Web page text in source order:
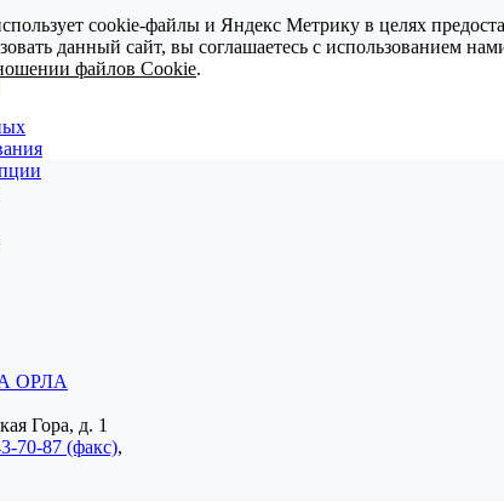
ОРЛА
Гора, д. 1
70-87 (факс),
cookie-файлы и Яндекс Метрику в целях
данный сайт, вы соглашаетесь с использованием
файлов Cookie.